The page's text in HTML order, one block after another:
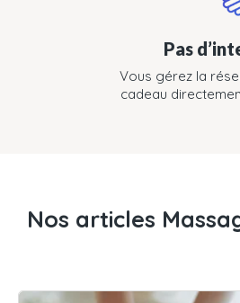
Pas
Vous gérez la
cadeau
Nos articles